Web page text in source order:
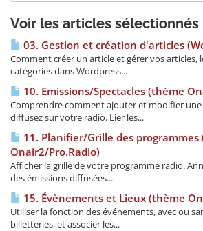
Voir les articles
03. Gestion et création d'articles
Comment créer un article et gérer vos articles,
catégories dans Wordpress...
10. Emissions/Spectacles (thème
Comprendre comment ajouter et modifier
diffusez sur votre radio. Lier les...
11. Planifier/Grille des programmes
Onair2/Pro.Radio)
Afficher la grille de votre programme radio.
des émissions diffusées...
15. Évènements et Lieux (thème
Utiliser la fonction des événements, avec ou
billetteries, et associer les...